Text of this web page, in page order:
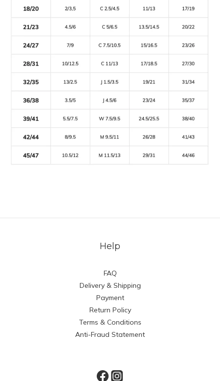
Help
FAQ
Delivery & Shipping
Payment
Return Policy
Terms & Conditions
Anti-Fraud Statement